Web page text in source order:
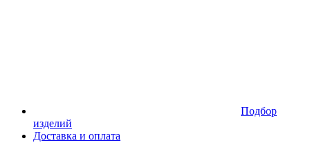
Подбор
изделий
Доставка и оплата